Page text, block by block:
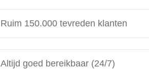
Ruim 150.000 tevreden klanten
Altijd goed bereikbaar (24/7)